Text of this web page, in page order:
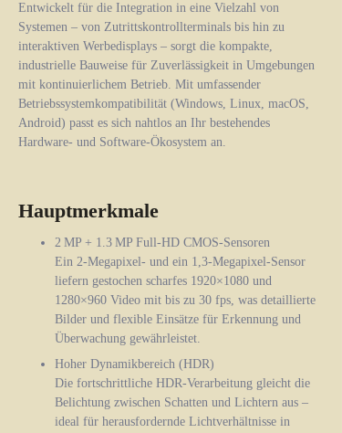
Entwickelt für die Integration in eine Vielzahl von
Systemen – von Zutrittskontrollterminals bis hin zu
interaktiven Werbedisplays – sorgt die kompakte,
industrielle Bauweise für Zuverlässigkeit in Umgebungen
mit kontinuierlichem Betrieb. Mit umfassender
Betriebssystemkompatibilität (Windows, Linux, macOS,
Android) passt es sich nahtlos an Ihr bestehendes
Hardware- und Software-Ökosystem an.
Hauptmerkmale
2 MP + 1.3 MP Full‑HD CMOS-Sensoren
Ein 2-Megapixel- und ein 1,3-Megapixel-Sensor
liefern gestochen scharfes 1920×1080 und
1280×960 Video mit bis zu 30 fps, was detaillierte
Bilder und flexible Einsätze für Erkennung und
Überwachung gewährleistet.
Hoher Dynamikbereich (HDR)
Die fortschrittliche HDR-Verarbeitung gleicht die
Belichtung zwischen Schatten und Lichtern aus –
ideal für herausfordernde Lichtverhältnisse in